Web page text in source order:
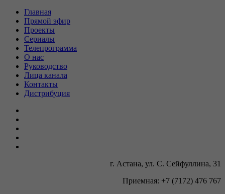
Главная
Прямой эфир
Проекты
Сериалы
Телепрограмма
О нас
Руководство
Лица канала
Контакты
Дистрибуция
г. Астана, ул. С. Сейфуллина, 31
Приемная: +7 (7172) 476 767